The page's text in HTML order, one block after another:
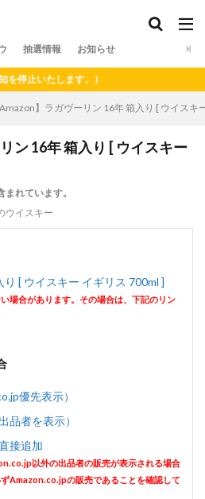
抽選情報 お知らせ
いたします。）
Amazon】ラガヴーリン 16年 箱入り [ ウイスキ
ン 16年 箱入り [ ウイスキー
れています。
ウイスキー
[ ウイスキー イギリス 700ml ]
場合があります。その場合は、下記のリン
優先表示）
品者を表示）
接追加
以外の出品者の販売が表示される場合
Amazon.co.jpの販売であることを確認して